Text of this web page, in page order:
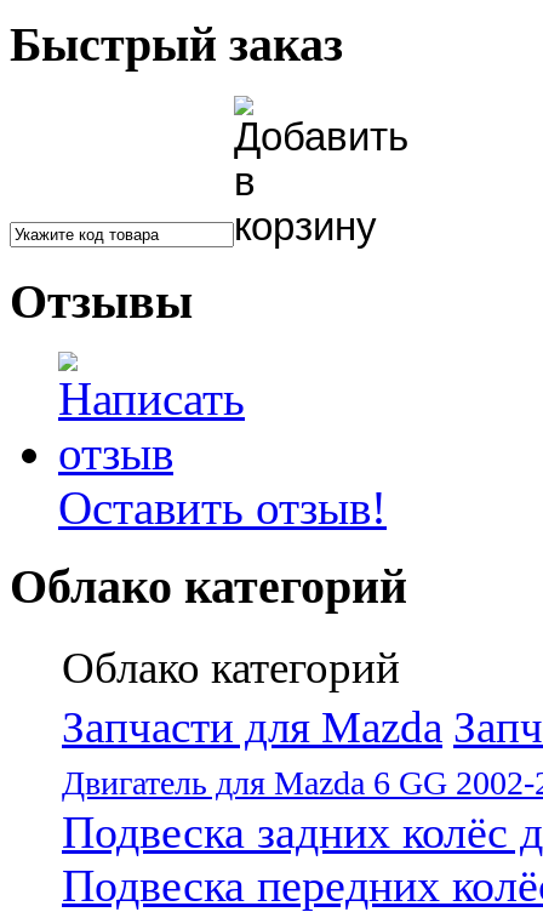
Быстрый заказ
Отзывы
Оставить отзыв!
Облако категорий
Облако категорий
Запчасти для Mazda
Двигатель для Mazda 6 GG
Подвеска задних колёс
Подвеска передних